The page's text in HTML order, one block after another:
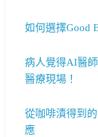
如何選擇Good
病人覺得AI醫
醫療現場！
從咖啡漬得到
應